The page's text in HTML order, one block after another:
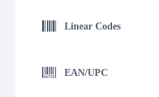
Linear Codes
EAN/UPC